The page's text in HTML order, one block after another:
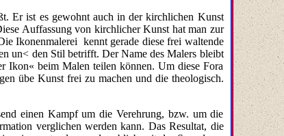
Er ist es gewohnt auch in der kirchlichen Kunst
Auffassung von kirchlicher Kunst hat man zur
Ikonenmalerei kennt gerade diese frei waltende
un< den Stil betrifft. Der Name des Malers bleibt
Ikon« beim Malen teilen können. Um diese Fora
übe Kunst frei zu machen und die theologisch.
einen Kampf um die Verehrung, bzw. um die
verglichen werden kann. Das Resultat, die